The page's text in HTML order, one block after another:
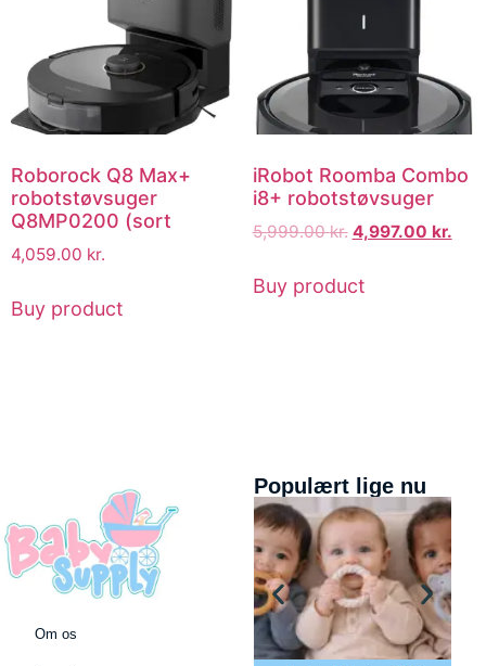
Roborock Q8 Max+
robotstøvsuger
Q8MP0200 (sort
4,059.00 kr.
Buy product
iRobot Roomba Combo
i8+ robotstøvsuger
5,999.00kr. 4,997.00 kr.
Buy product
Om os
Populært lige nu